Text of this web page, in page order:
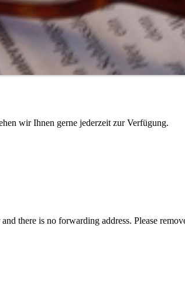
wir Ihnen gerne jederzeit zur Verfügung.